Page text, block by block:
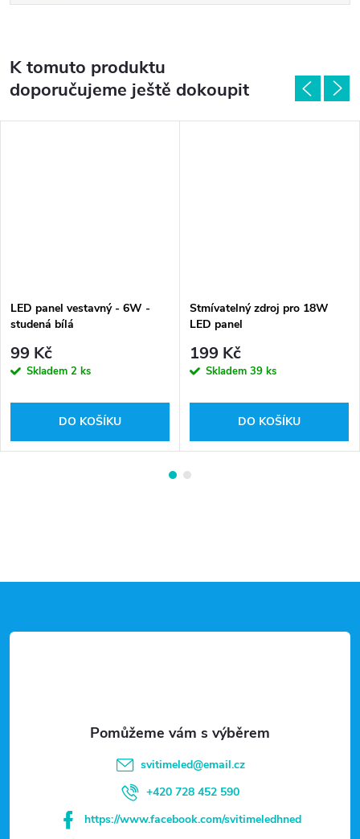
K tomuto produktu
doporučujeme ještě dokoupit
LED panel vestavný - 6W -
studená bílá
99 Kč
Skladem 2 ks
DO KOŠÍKU
Stmívatelný zdroj pro 18W
LED panel
199 Kč
Skladem 39 ks
DO KOŠÍKU
á
svitimeled@email.cz
+420 728 452 590
https://www.facebook.com/svitimeledhned